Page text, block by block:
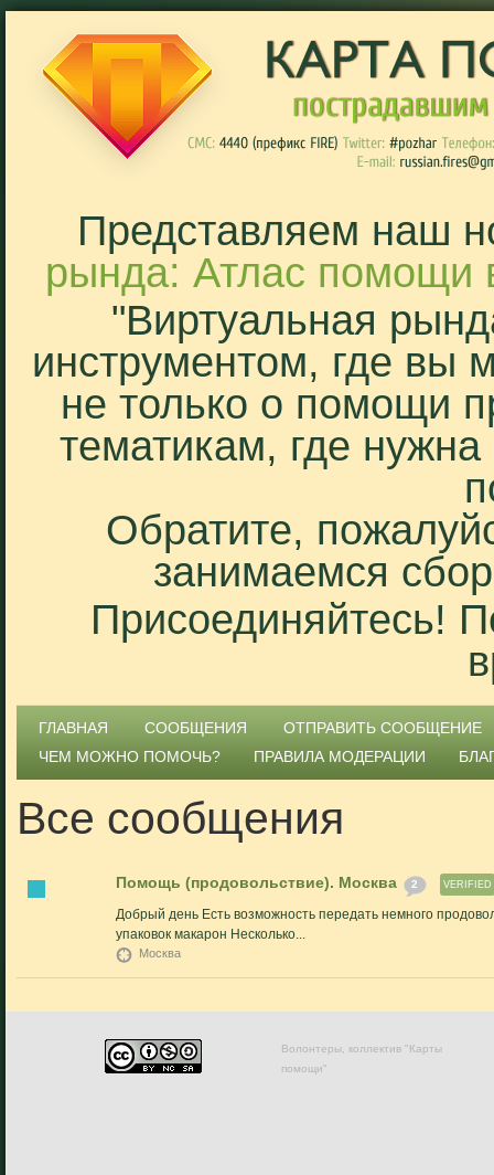
Представляем наш
рында: Атлас помощи
"Виртуальная
инструментом, где вы
не только о помощи
тематикам, где
Обратите,
занимаемся
Присоединяйтесь!
ГЛАВНАЯ СООБЩЕНИЯ
ОТПРАВИТЬ СООБЩЕНИЕ
ЧЕМ МОЖНО ПОМОЧЬ?
ПРАВИЛА МОДЕРАЦИИ
Все сообщения
Помощь (продовольствие). Москва 2 VERIFIED
Добрый день Есть возможность передать немного
упаковок макарон Несколько...
Москва
Волонтеры, коллектив "Карты
помощи"